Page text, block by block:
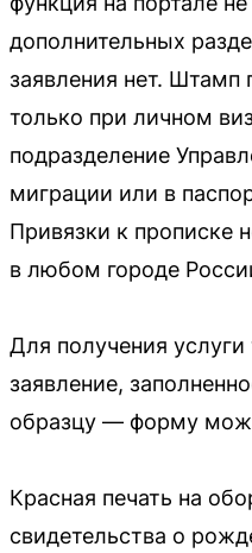
дополнительных
заявления нет. Штамп
только при личном
подразделение
миграции или в
Привязки к прописке
в любом городе
Для получения услуги
заявление,
образцу — форму
Красная печать на
свидетельства о